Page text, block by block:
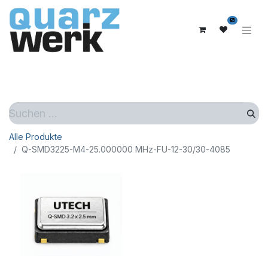
0
Alle Produkte
Q-SMD3225-M4-25.000000 MHz-FU-12-30/30-4085